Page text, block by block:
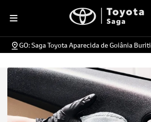
GO: Saga Toyota Aparecida de Goiânia Buriti